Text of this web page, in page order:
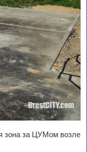
зона за ЦУМом возле